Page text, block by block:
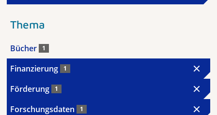
Thema
Bücher 1
Finanzierung 1
Förderung 1
Forschungsdaten 1